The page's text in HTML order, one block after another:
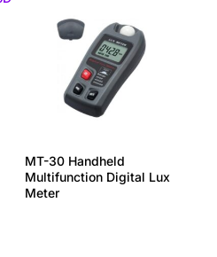
MT-30 Handheld
Multifunction Digital Lux
Meter